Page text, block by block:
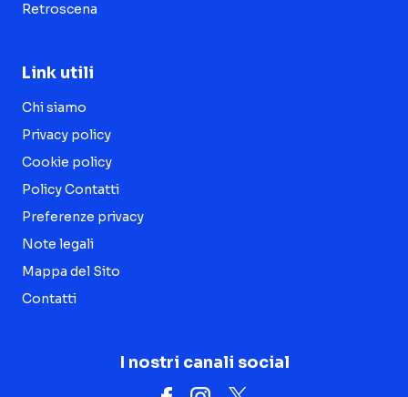
Retroscena
Link utili
Chi siamo
Privacy policy
Cookie policy
Policy Contatti
Preferenze privacy
Note legali
Mappa del Sito
Contatti
I nostri canali social